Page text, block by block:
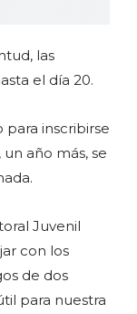
las
el día 20.
para inscribirse
año más, se
Juvenil
con los
de dos
para nuestra